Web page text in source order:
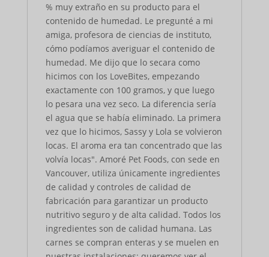
% muy extraño en su producto para el
contenido de humedad. Le pregunté a mi
amiga, profesora de ciencias de instituto,
cómo podíamos averiguar el contenido de
humedad. Me dijo que lo secara como
hicimos con los LoveBites, empezando
exactamente con 100 gramos, y que luego
lo pesara una vez seco. La diferencia sería
el agua que se había eliminado. La primera
vez que lo hicimos, Sassy y Lola se volvieron
locas. El aroma era tan concentrado que las
volvía locas". Amoré Pet Foods, con sede en
Vancouver, utiliza únicamente ingredientes
de calidad y controles de calidad de
fabricación para garantizar un producto
nutritivo seguro y de alta calidad. Todos los
ingredientes son de calidad humana. Las
carnes se compran enteras y se muelen en